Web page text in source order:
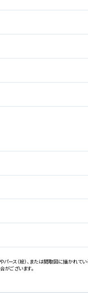
ス（絵）、または間取図に描かれて
がございます。